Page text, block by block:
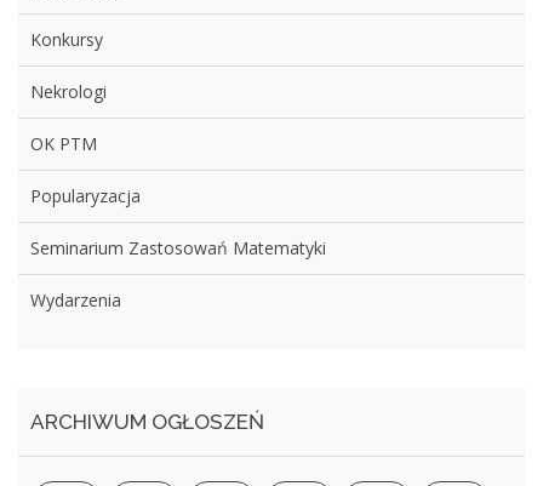
Konkursy
Nekrologi
OK PTM
Popularyzacja
Seminarium Zastosowań Matematyki
Wydarzenia
ARCHIWUM OGŁOSZEŃ